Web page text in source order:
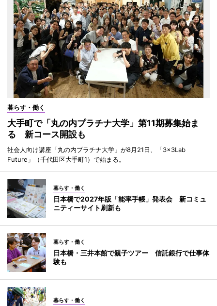
暮らす・働く
大手町で「丸の内プラチナ大学」第11期募集始ま
る 新コース開設も
社会人向け講座「丸の内プラチナ大学」が8月21日、「3×3Lab
Future」（千代田区大手町1）で始まる。
暮らす・働く
日本橋で2027年版「能率手帳」発表会 新コミュ
ニティーサイト刷新も
暮らす・働く
日本橋・三井本館で親子ツアー 信託銀行で仕事体
験も
暮らす・働く